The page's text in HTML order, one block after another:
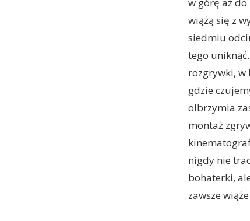
wiążą się z
siedmiu
tego
rozgrywki, w
gdzie
olbrzymia
montaż
nigdy nie
bohaterki,
zawsze